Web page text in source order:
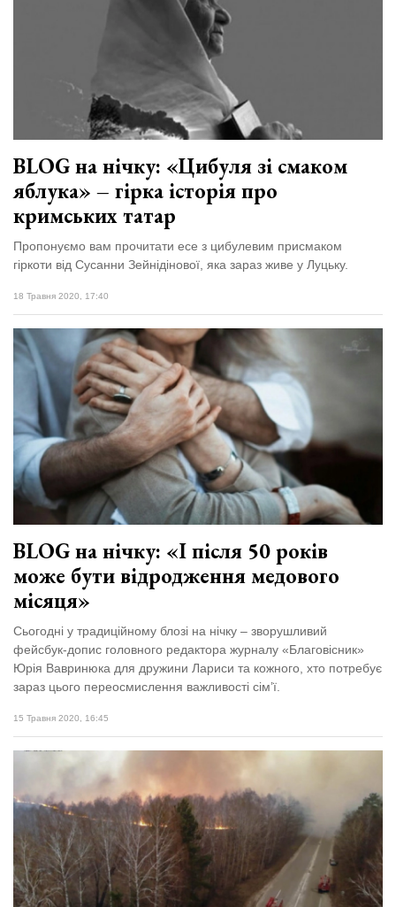
BLOG на нічку: «Цибуля зі смаком
яблука» – гірка історія про
кримських татар
Пропонуємо вам прочитати есе з цибулевим присмаком
гіркоти від Сусанни Зейнідінової, яка зараз живе у Луцьку.
18 Травня 2020, 17:40
BLOG на нічку: «І після 50 років
може бути відродження медового
місяця»
Сьогодні у традиційному блозі на нічку – зворушливий
фейсбук-допис головного редактора журналу «Благовісник»
Юрія Вавринюка для дружини Лариси та кожного, хто потребує
зараз цього переосмислення важливості сім’ї.
15 Травня 2020, 16:45